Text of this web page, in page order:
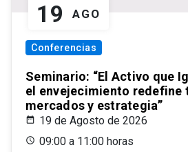
19 AGO
Conferencias
Seminario: “El Activo que
el envejecimiento redefine
mercados y estrategia”
19 de Agosto de 2026
09:00 a 11:00 horas